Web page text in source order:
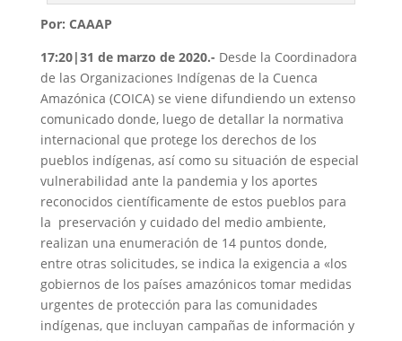
Por: CAAAP
17:20|31 de marzo de 2020.- Desde la Coordinadora
de las Organizaciones Indígenas de la Cuenca
Amazónica (COICA) se viene difundiendo un extenso
comunicado donde, luego de detallar la normativa
internacional que protege los derechos de los
pueblos indígenas, así como su situación de especial
vulnerabilidad ante la pandemia y los aportes
reconocidos científicamente de estos pueblos para
la preservación y cuidado del medio ambiente,
realizan una enumeración de 14 puntos donde,
entre otras solicitudes, se indica la exigencia a «los
gobiernos de los países amazónicos tomar medidas
urgentes de protección para las comunidades
indígenas, que incluyan campañas de información y